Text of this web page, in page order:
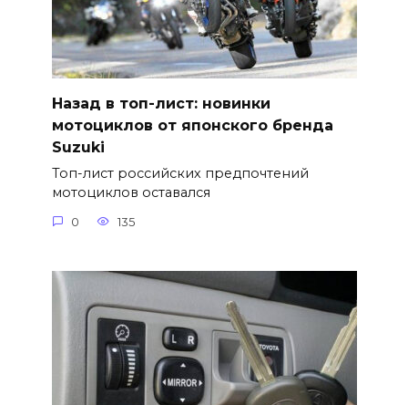
Назад в топ-лист: новинки
мотоциклов от японского бренда
Suzuki
Топ-лист российских предпочтений
мотоциклов оставался
0 135